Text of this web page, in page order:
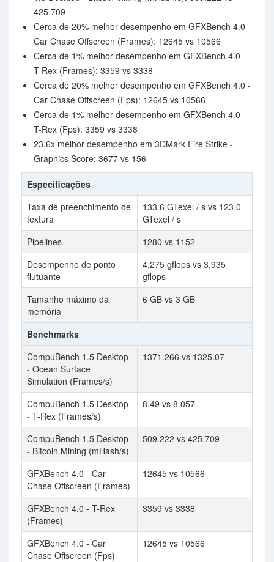
425.709
Cerca de 20% melhor desempenho em GFXBench 4.0 -
Car Chase Offscreen (Frames): 12645 vs 10566
Cerca de 1% melhor desempenho em GFXBench 4.0 -
T-Rex (Frames): 3359 vs 3338
Cerca de 20% melhor desempenho em GFXBench 4.0 -
Car Chase Offscreen (Fps): 12645 vs 10566
Cerca de 1% melhor desempenho em GFXBench 4.0 -
T-Rex (Fps): 3359 vs 3338
23.6x melhor desempenho em 3DMark Fire Strike -
Graphics Score: 3677 vs 156
Especificações
Taxa de preenchimento de
textura
133.6 GTexel / s vs 123.0
GTexel / s
Pipelines
1280 vs 1152
Desempenho de ponto
flutuante
4,275 gflops vs 3,935
gflops
Tamanho máximo da
memória
6 GB vs 3 GB
Benchmarks
CompuBench 1.5 Desktop
- Ocean Surface
Simulation (Frames/s)
1371.266 vs 1325.07
CompuBench 1.5 Desktop
- T-Rex (Frames/s)
8.49 vs 8.057
CompuBench 1.5 Desktop
- Bitcoin Mining (mHash/s)
509.222 vs 425.709
GFXBench 4.0 - Car
Chase Offscreen (Frames)
12645 vs 10566
GFXBench 4.0 - T-Rex
(Frames)
3359 vs 3338
GFXBench 4.0 - Car
Chase Offscreen (Fps)
12645 vs 10566